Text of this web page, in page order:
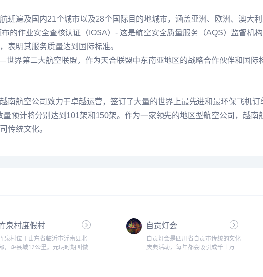
班遍及国内21个城市以及28个国际目的地城市，涵盖亚洲、欧洲、澳大利
的作业安全查核认证（IOSA）- 这是航空安全质量服务（AQS）监督机
表明其服务质量达到国际标准。
界第二大航空联盟，作为天合联盟中东南亚地区的战略合作伙伴和国际
南航空公司致力于卓越运营，签订了大量的世界上最先进和最环保飞机
预计将分别达到101架和150架。作为一家领先的地区型航空公司，越南
传统文化。
泉村度假村
泉村位于山东省临沂市沂南县北
，距县城12公里。元明时期叫做泉
自贡灯会
自贡灯会是四川省自贡市传统的文化
庆典活动，每年都会吸引成千上万的